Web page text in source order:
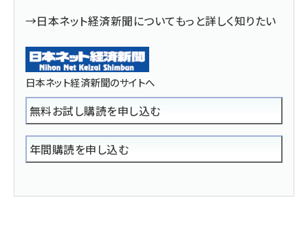
→日本ネット経済新聞についてもっと詳しく知りたい
日本ネット経済新聞のサイトへ
無料お試し購読を申し込む
年間購読を申し込む